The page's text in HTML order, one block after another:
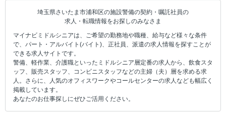
埼玉県さいたま市浦和区の施設警備の契約・嘱託社員の
求人・転職情報をお探しのみなさま
マイナビミドルシニアは、ご希望の勤務地や職種、給与など様々な条件
で、パート・アルバイト(バイト)、正社員、派遣の求人情報を探すことが
できる求人サイトです。
警備、軽作業、介護職といったミドルシニア層定番の求人から、飲食スタ
ッフ、販売スタッフ、コンビニスタッフなどの主婦（夫）層を求める求
人。さらに、人気のオフィスワークやコールセンターの求人なども幅広く
掲載しています。
あなたのお仕事探しにぜひご活用ください。